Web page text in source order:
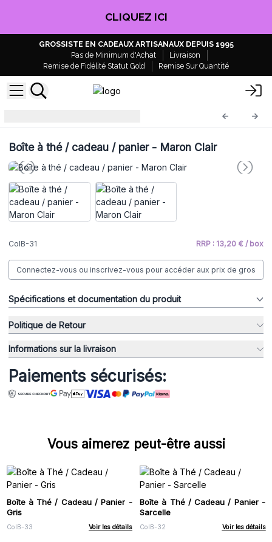
CLIQUEZ ICI
GROSSISTE EN CADEAUX ARTISANAUX DEPUIS 1995
Pas de Minimum d'Achat
Livraison
Remise de Fidélité Statut Gold
Remise Sur Quantité
Boîte à thé / cadeau / panier - Maron Clair
ColB-31 RRP : 13,20 € / box
Connectez-vous ou inscrivez-vous pour accéder aux prix de gros
Spécifications et documentation du produit
Politique de Retour
Informations sur la livraison
Paiements sécurisés:
Vous aimerez peut-être aussi
Boîte à Thé / Cadeau / Panier -
Gris
ColB-33 Voir les détails
Boîte à Thé / Cadeau / Panier -
Sarcelle
ColB-32 Voir les détails